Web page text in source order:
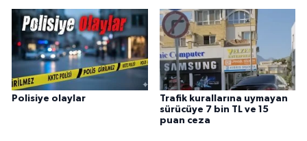
Polisiye olaylar
Trafik kurallarına uymayan
sürücüye 7 bin TL ve 15
puan ceza